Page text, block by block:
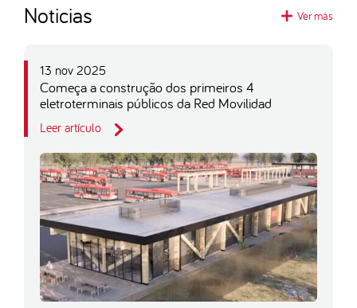
Noticias Ver más
13 nov 2025
Começa a construção dos primeiros 4
eletroterminais públicos da Red Movilidad
Leer artículo